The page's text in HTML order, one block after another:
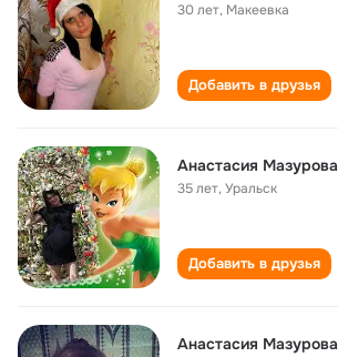
30 лет, Макеевка
Добавить в друзья
Анастасия Мазурова
35 лет,Уральск
Добавить в друзья
Анастасия Мазурова